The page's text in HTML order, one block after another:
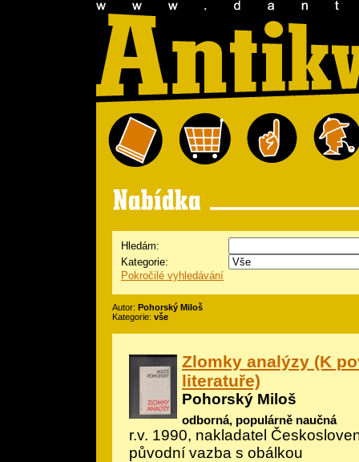
Hledám:
Kategorie:
Pokročilé vyhledávání
Autor: Pohorský Miloš
Kategorie: vše
Zlomky analýzy (K
literatuře)
Pohorský Miloš
odborná, populárně naučná
r.v. 1990, nakladatel
původní vazba s obálkou